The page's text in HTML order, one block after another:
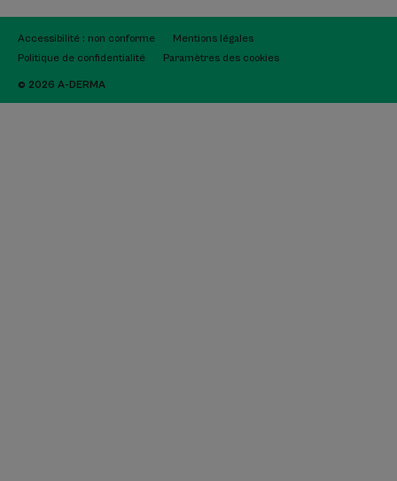
Accessibilité : non conforme
Mentions légales
Politique de confidentialité
Paramètres des cookies
© 2026 A-DERMA